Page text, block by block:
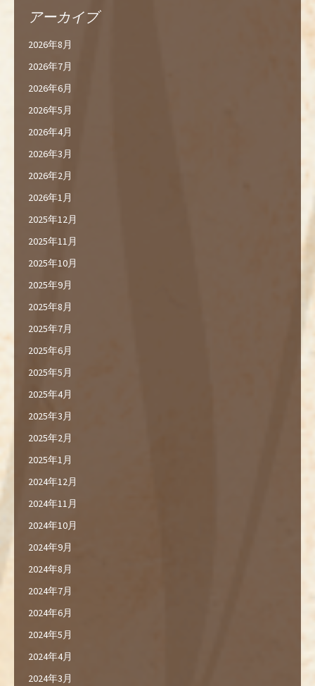
アーカイブ
2026年8月
2026年7月
2026年6月
2026年5月
2026年4月
2026年3月
2026年2月
2026年1月
2025年12月
2025年11月
2025年10月
2025年9月
2025年8月
2025年7月
2025年6月
2025年5月
2025年4月
2025年3月
2025年2月
2025年1月
2024年12月
2024年11月
2024年10月
2024年9月
2024年8月
2024年7月
2024年6月
2024年5月
2024年4月
2024年3月